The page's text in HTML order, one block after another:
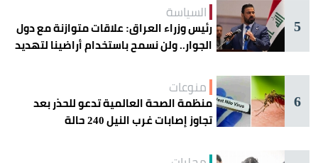
5
السياسة
رئيس وزراء العراق: علاقات متوازنة مع دول
الجوار.. ولن نسمح باستخدام أراضينا لتهديد
6
منوعات
منظمة الصحة العالمية تدعو للحذر بعد
تجاوز إصابات غرب النيل 240 حالة